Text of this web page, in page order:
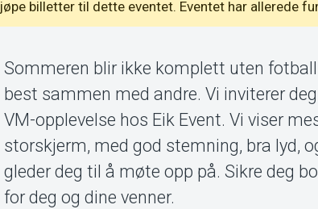
billetter til dette eventet. Eventet har allerede
Sommeren blir ikke komplett uten
best sammen med andre. Vi inviterer
VM-opplevelse hos Eik Event. Vi viser
storskjerm, med god stemning, bra lyd,
gleder deg til å møte opp på. Sikre deg
for deg og dine venner.